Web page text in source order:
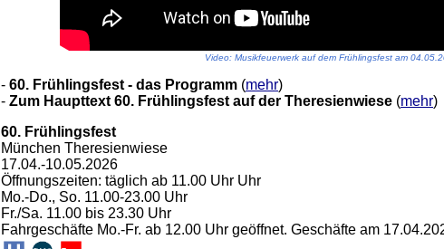
Video: Musikfeuerwerk auf dem Frühlingsfest am
- 60. Frühlingsfest - das Programm (mehr)
- Zum Haupttext 60. Frühlingsfest auf der Theresienwiese (mehr)
60. Frühlingsfest
München Theresienwiese
17.04.-10.05.2026
Öffnungszeiten: täglich ab 11.00 Uhr Uhr
Mo.-Do., So. 11.00-23.00 Uhr
Fr./Sa. 11.00 bis 23.30 Uhr
Fahrgeschäfte Mo.-Fr. ab 12.00 Uhr geöffnet. Geschäfte am